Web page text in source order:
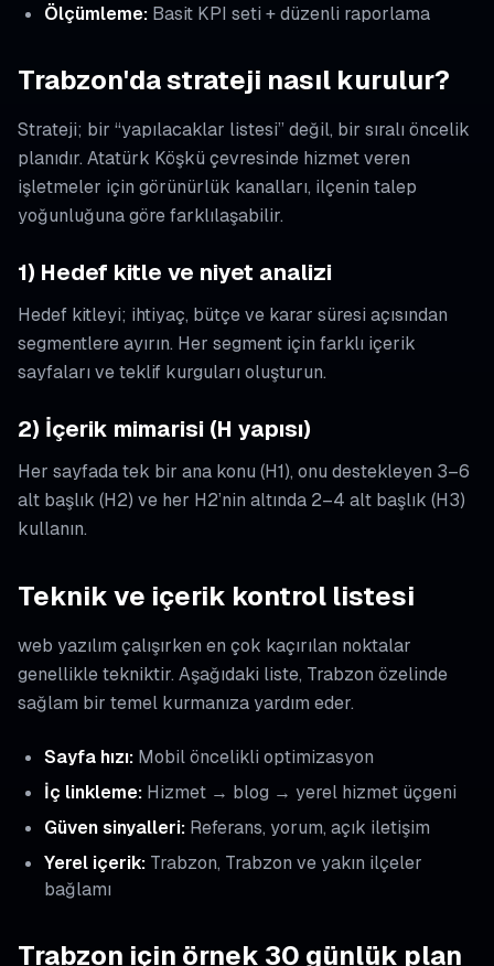
Ölçümleme: Basit KPI seti + düzenli raporlama
Trabzon'da strateji nasıl kurulur?
Strateji; bir “yapılacaklar listesi” değil, bir sıralı öncelik
planıdır. Atatürk Köşkü çevresinde hizmet veren
işletmeler için görünürlük kanalları, ilçenin talep
yoğunluğuna göre farklılaşabilir.
1) Hedef kitle ve niyet analizi
Hedef kitleyi; ihtiyaç, bütçe ve karar süresi açısından
segmentlere ayırın. Her segment için farklı içerik
sayfaları ve teklif kurguları oluşturun.
2) İçerik mimarisi (H yapısı)
Her sayfada tek bir ana konu (H1), onu destekleyen 3–6
alt başlık (H2) ve her H2’nin altında 2–4 alt başlık (H3)
kullanın.
Teknik ve içerik kontrol listesi
web yazılım çalışırken en çok kaçırılan noktalar
genellikle tekniktir. Aşağıdaki liste, Trabzon özelinde
sağlam bir temel kurmanıza yardım eder.
Sayfa hızı: Mobil öncelikli optimizasyon
İç linkleme: Hizmet → blog → yerel hizmet üçgeni
Güven sinyalleri: Referans, yorum, açık iletişim
Yerel içerik: Trabzon, Trabzon ve yakın ilçeler
bağlamı
Trabzon için örnek 30 günlük plan